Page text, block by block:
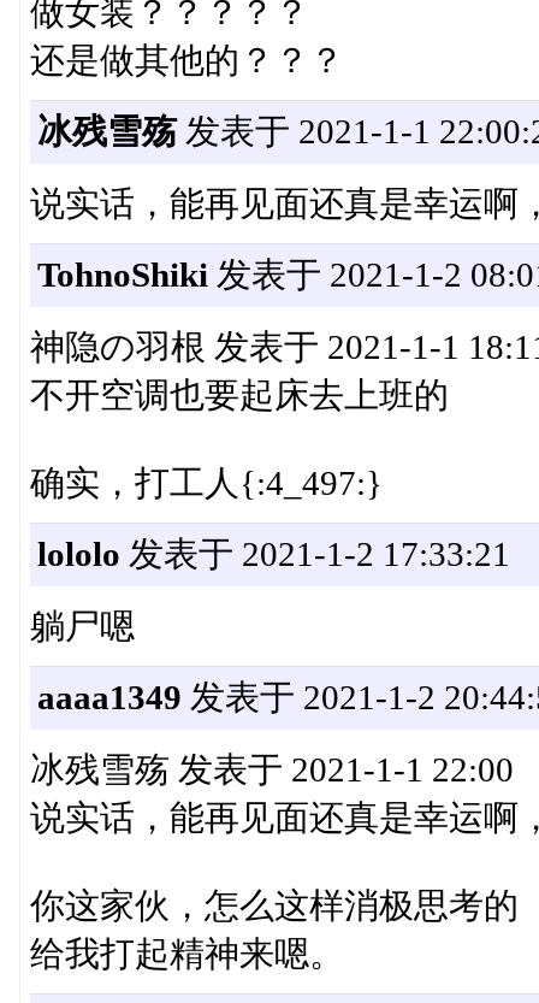
做女装？？？？？
还是做其他的？？？
冰残雪殇发表于 2021-1-1
说实话，能再见面还真是幸运啊
TohnoShiki 发表于 2021-1-2
神隐の羽根 发表于 2021-1-1
不开空调也要起床去上班的
确实，打工人{:4_497:}
lololo 发表于 2021-1-2 17:33:21
躺尸嗯
aaaa1349 发表于 2021-1-2
冰残雪殇 发表于 2021-1-1 22:00
说实话，能再见面还真是幸运啊
你这家伙，怎么这样消极思考的
给我打起精神来嗯。